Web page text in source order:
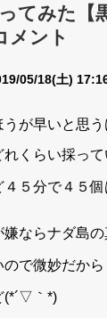
てみた【
メント
05/18(土)
が早いと思
くらい採っ
５分で４５個
ならナダ島
で微妙だか
(*´▽｀*)